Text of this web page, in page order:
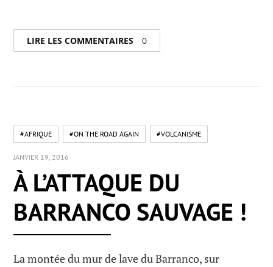
LIRE LES COMMENTAIRES 0
#AFRIQUE #ON THE ROAD AGAIN #VOLCANISME
JANVIER 19, 2016
À L’ATTAQUE DU
BARRANCO SAUVAGE !
La montée du mur de lave du Barranco, sur